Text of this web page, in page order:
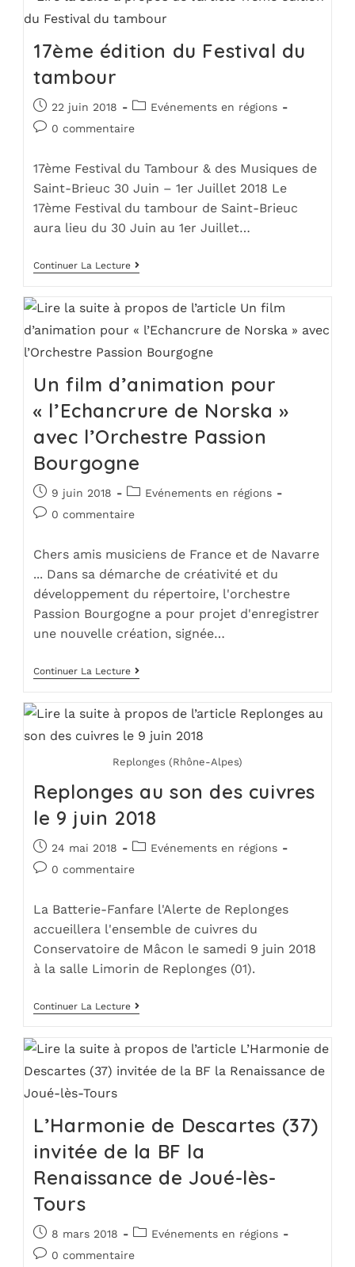
17ème édition du Festival du
tambour
22 juin 2018
Evénements en régions
0 commentaire
17ème Festival du Tambour & des Musiques de
Saint-Brieuc 30 Juin – 1er Juillet 2018 Le
17ème Festival du tambour de Saint-Brieuc
aura lieu du 30 Juin au 1er Juillet…
Continuer La Lecture
Un film d’animation pour
« l’Echancrure de Norska »
avec l’Orchestre Passion
Bourgogne
9 juin 2018
Evénements en régions
0 commentaire
Chers amis musiciens de France et de Navarre
... Dans sa démarche de créativité et du
développement du répertoire, l'orchestre
Passion Bourgogne a pour projet d'enregistrer
une nouvelle création, signée…
Continuer La Lecture
Replonges (Rhône-Alpes)
Replonges au son des cuivres
le 9 juin 2018
24 mai 2018
Evénements en régions
0 commentaire
La Batterie-Fanfare l'Alerte de Replonges
accueillera l'ensemble de cuivres du
Conservatoire de Mâcon le samedi 9 juin 2018
à la salle Limorin de Replonges (01).
Continuer La Lecture
L’Harmonie de Descartes (37)
invitée de la BF la
Renaissance de Joué-lès-
Tours
8 mars 2018
Evénements en régions
0 commentaire